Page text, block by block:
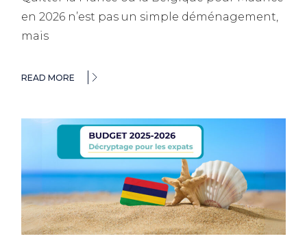
en 2026 n’est pas un simple déménagement,
mais
READ MORE